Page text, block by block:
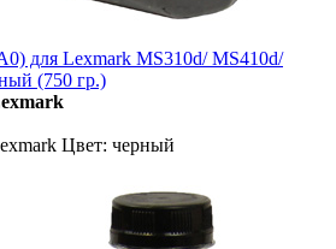
для Lexmark MS310d/ MS410d/
(750 гр.)
Цвет: черный